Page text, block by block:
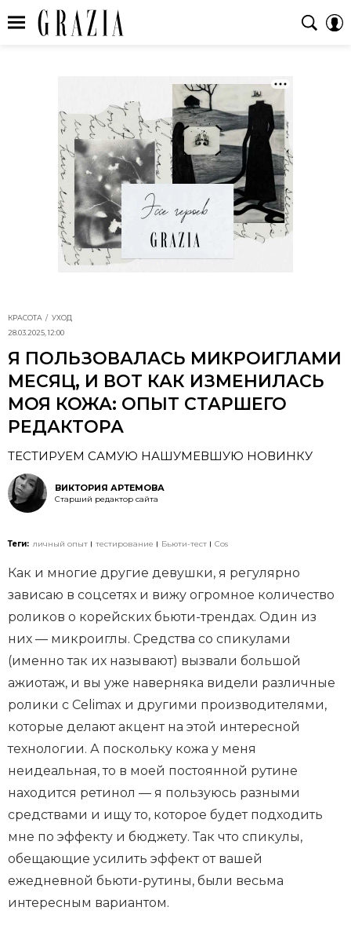
КРАСОТА
УХОД
28.03.2025, 12:00
Я ПОЛЬЗОВАЛАСЬ МИКРОИГЛАМИ
МЕСЯЦ, И ВОТ КАК ИЗМЕНИЛАСЬ
МОЯ КОЖА: ОПЫТ СТАРШЕГО
РЕДАКТОРА
ТЕСТИРУЕМ САМУЮ НАШУМЕВШУЮ НОВИНКУ
ВИКТОРИЯ АРТЕМОВА
Старший редактор сайта
Теги: личный опыт тестирование Бьюти-тест Cos
Как и многие другие девушки, я регулярно
зависаю в соцсетях и вижу огромное количество
роликов о корейских бьюти-трендах. Один из
них — микроиглы. Средства со спикулами
(именно так их называют) вызвали большой
ажиотаж, и вы уже наверняка видели различные
ролики с Celimax и другими производителями,
которые делают акцент на этой интересной
технологии. А поскольку кожа у меня
неидеальная, то в моей постоянной рутине
находится ретинол — я пользуюсь разными
средствами и ищу то, которое будет подходить
мне по эффекту и бюджету. Так что спикулы,
обещающие усилить эффект от вашей
ежедневной бьюти-рутины, были весьма
интересным вариантом.